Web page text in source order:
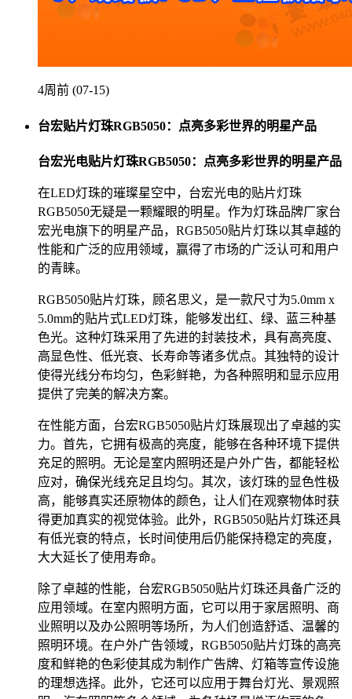
4周前 (07-15)
台宏贴片灯珠RGB5050：点亮多彩世界的明星产品
台宏光电贴片灯珠RGB5050：点亮多彩世界的明星产品
在LED灯珠的璀璨星空中，台宏光电的贴片灯珠
RGB5050无疑是一颗耀眼的明星。作为灯珠品牌厂家台
宏光电旗下的明星产品，RGB5050贴片灯珠以其卓越的
性能和广泛的应用领域，赢得了市场的广泛认可和用户
的青睐。
RGB5050贴片灯珠，顾名思义，是一款尺寸为5.0mm x
5.0mm的贴片式LED灯珠，能够发出红、绿、蓝三种基
色光。这种灯珠采用了先进的封装技术，具有高亮度、
高显色性、低光衰、长寿命等诸多优点。其独特的设计
使得光线分布均匀，色彩鲜艳，为各种照明和显示应用
提供了完美的解决方案。
在性能方面，台宏RGB5050贴片灯珠展现出了卓越的实
力。首先，它拥有极高的亮度，能够在各种环境下提供
充足的照明。无论是室内照明还是户外广告，都能轻松
应对，确保光线充足且均匀。其次，该灯珠的显色性极
高，能够真实还原物体的颜色，让人们在观察物体时获
得更加真实的视觉体验。此外，RGB5050贴片灯珠还具
有低光衰的特点，长时间使用后仍能保持稳定的亮度，
大大延长了使用寿命。
除了卓越的性能，台宏RGB5050贴片灯珠还具备广泛的
应用领域。在室内照明方面，它可以用于家居照明、商
业照明以及办公照明等场所，为人们创造舒适、温馨的
照明环境。在户外广告领域，RGB5050贴片灯珠的高亮
度和鲜艳的色彩使其成为制作广告牌、灯箱等宣传设施
的理想选择。此外，它还可以应用于舞台灯光、景观照